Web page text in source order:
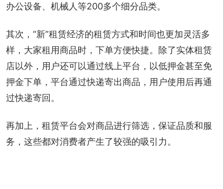
办公设备、机械人等200多个细分品类。
其次，“新”租赁经济的租赁方式和时间也更加灵活多
样，大家租用商品时，下单方便快捷。除了实体租赁
店以外，用户还可以通过线上平台，以低押金甚至免
押金下单，平台通过快递寄出商品，用户使用后再通
过快递寄回。
再加上，租赁平台会对商品进行筛选，保证品质和服
务，这些都对消费者产生了较强的吸引力。